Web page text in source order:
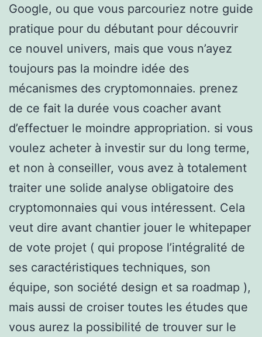
Google, ou que vous parcouriez notre guide
pratique pour du débutant pour découvrir
ce nouvel univers, mais que vous n’ayez
toujours pas la moindre idée des
mécanismes des cryptomonnaies. prenez
de ce fait la durée vous coacher avant
d’effectuer le moindre appropriation. si vous
voulez acheter à investir sur du long terme,
et non à conseiller, vous avez à totalement
traiter une solide analyse obligatoire des
cryptomonnaies qui vous intéressent. Cela
veut dire avant chantier jouer le whitepaper
de vote projet ( qui propose l’intégralité de
ses caractéristiques techniques, son
équipe, son société design et sa roadmap ),
mais aussi de croiser toutes les études que
vous aurez la possibilité de trouver sur le